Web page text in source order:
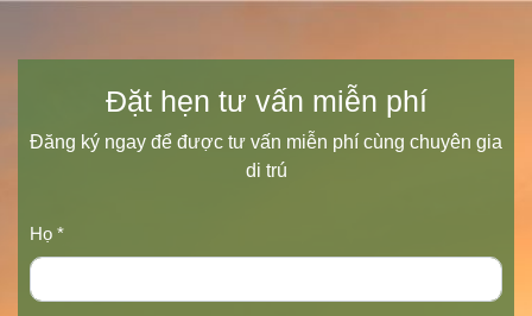
Đặt hẹn tư vấn miễn phí
Đăng ký ngay để được tư vấn miễn phí cùng chuyên gia
di trú
Họ *